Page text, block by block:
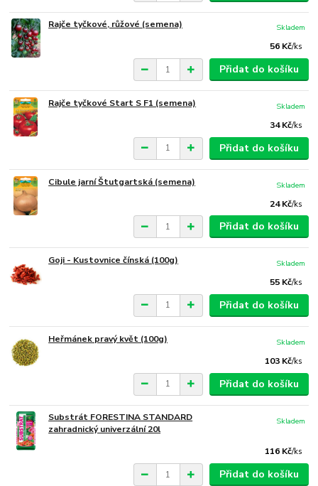
Rajče tyčkové, růžové (semena)
56 Kč/ks
Skladem
Přidat do košíku
Rajče tyčkové Start S F1 (semena)
34 Kč/ks
Skladem
Přidat do košíku
Cibule jarní Štutgartská (semena)
24 Kč/ks
Skladem
Přidat do košíku
Goji - Kustovnice čínská (100g)
55 Kč/ks
Skladem
Přidat do košíku
Heřmánek pravý květ (100g)
103 Kč/ks
Skladem
Přidat do košíku
Substrát FORESTINA STANDARD
zahradnický univerzální 20l
116 Kč/ks
Skladem
Přidat do košíku